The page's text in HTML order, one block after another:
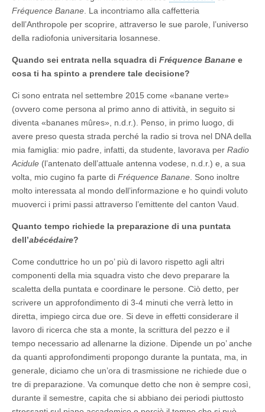
Fréquence Banane. La incontriamo alla caffetteria
dell’Anthropole per scoprire, attraverso le sue parole, l’universo
della radiofonia universitaria losannese.
Quando sei entrata nella squadra di Fréquence Banane e
cosa ti ha spinto a prendere tale decisione?
Ci sono entrata nel settembre 2015 come «banane verte»
(ovvero come persona al primo anno di attività, in seguito si
diventa «bananes mûres», n.d.r.). Penso, in primo luogo, di
avere preso questa strada perché la radio si trova nel DNA della
mia famiglia: mio padre, infatti, da studente, lavorava per Radio
Acidule (l’antenato dell’attuale antenna vodese, n.d.r.) e, a sua
volta, mio cugino fa parte di Fréquence Banane. Sono inoltre
molto interessata al mondo dell’informazione e ho quindi voluto
muoverci i primi passi attraverso l’emittente del canton Vaud.
Quanto tempo richiede la preparazione di una puntata
dell’abécédaire?
Come conduttrice ho un po’ più di lavoro rispetto agli altri
componenti della mia squadra visto che devo preparare la
scaletta della puntata e coordinare le persone. Ciò detto, per
scrivere un approfondimento di 3-4 minuti che verrà letto in
diretta, impiego circa due ore. Si deve in effetti considerare il
lavoro di ricerca che sta a monte, la scrittura del pezzo e il
tempo necessario ad allenarne la dizione. Dipende un po’ anche
da quanti approfondimenti propongo durante la puntata, ma, in
generale, diciamo che un’ora di trasmissione ne richiede due o
tre di preparazione. Va comunque detto che non è sempre così,
durante il semestre, capita che si abbiano dei periodi piuttosto